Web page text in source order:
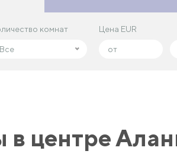
комнат
Все
Цена EUR
комнат
Все
Цена EUR
центре